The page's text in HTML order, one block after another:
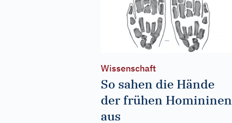
Wissenschaft
So sahen die Hände
der frühen Homininen
aus